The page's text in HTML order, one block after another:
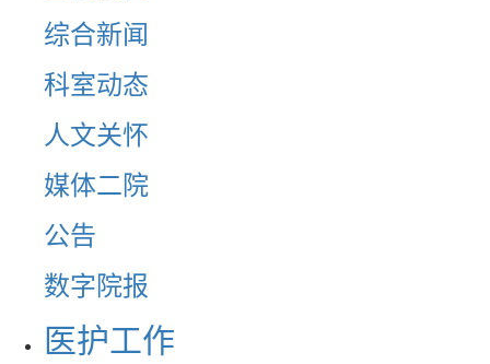
综合新闻
科室动态
人文关怀
媒体二院
公告
数字院报
医护工作